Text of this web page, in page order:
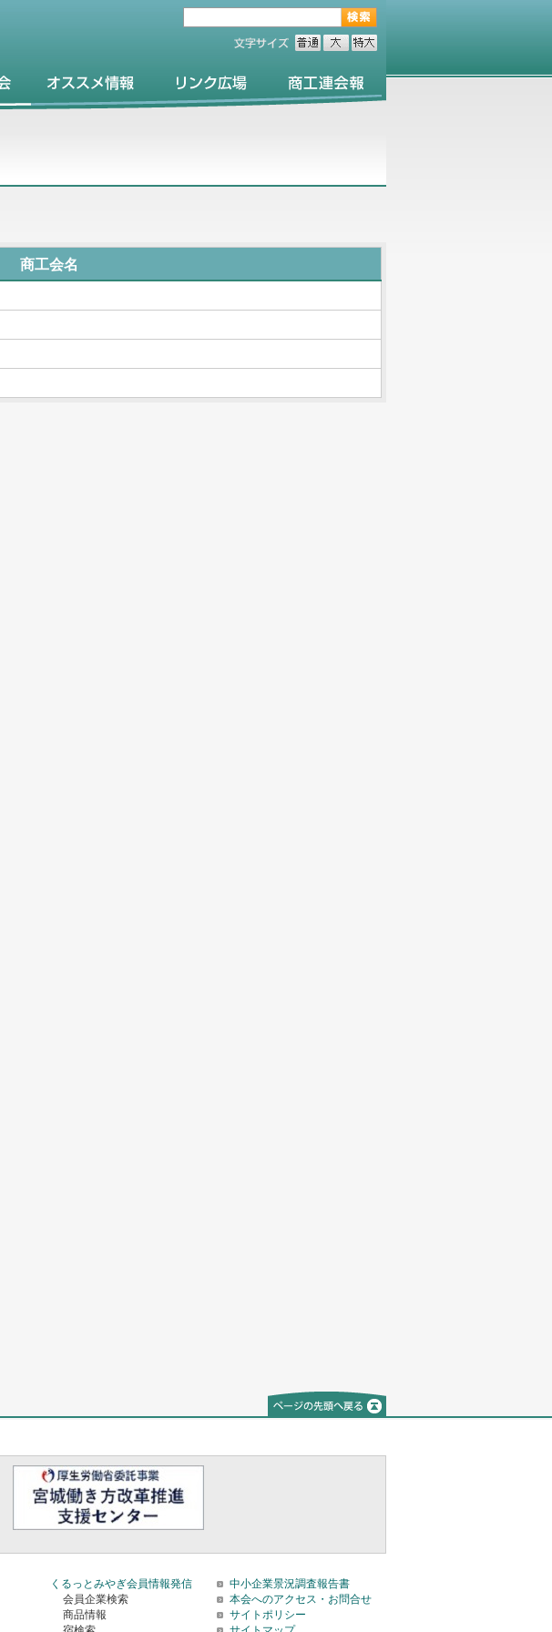
商工会名
くるっとみやぎ会員情報発信
会員企業検索
商品情報
中小企業景況調査報告書
本会へのアクセス・お問合せ
サイトポリシー